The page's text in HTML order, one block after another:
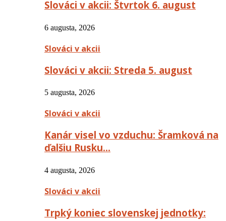
Slováci v akcii: Štvrtok 6. august
6 augusta, 2026
Slováci v akcii
Slováci v akcii: Streda 5. august
5 augusta, 2026
Slováci v akcii
Kanár visel vo vzduchu: Šramková na
ďalšiu Rusku…
4 augusta, 2026
Slováci v akcii
Trpký koniec slovenskej jednotky: